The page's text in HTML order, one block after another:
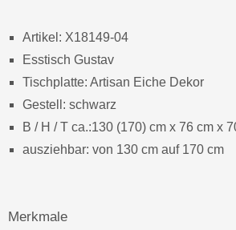
Artikel: X18149-04
Esstisch Gustav
Tischplatte: Artisan Eiche Dekor
Gestell: schwarz
B / H / T ca.:130 (170) cm x 76 cm x
ausziehbar: von 130 cm auf 170 cm
Merkmale